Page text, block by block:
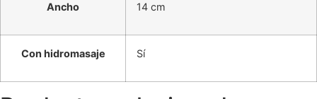
Ancho 14 cm
Con hidromasaje Sí